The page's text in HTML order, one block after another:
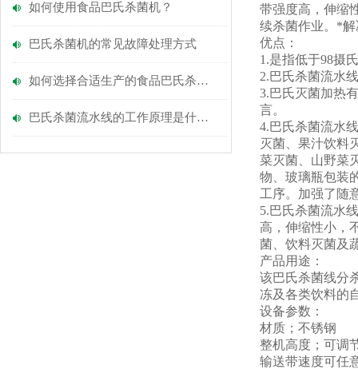
如何使用食品巴氏杀菌机？
巴氏杀菌机的常见故障处理方式
如何选择合适生产的食品巴氏杀菌机
巴氏杀菌流水线的工作原理是什么？
带强度高，伸缩
续杀菌作业。*
优点：
1.是指低于98摄
2.巴氏杀菌流水
3.巴氏灭菌加热
言。
4.巴氏杀菌流水
灭菌、果汁饮料
菜灭菌、山野菜
物、玻璃瓶包装
工序。加强了随
5.巴氏杀菌流水
高，伸缩性小，
菌、饮料灭菌及
产品用途：
该巴氏杀菌线分
冻及各类饮料的
设备参数：
材质；不锈钢
整机高度；可调
输送带速度可任